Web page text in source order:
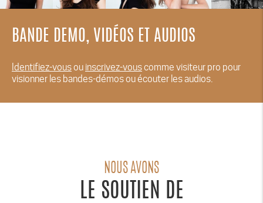
BANDE DEMO, VIDÉOS ET AUDIOS
Identifiez-vousou inscrivez-vouscomme visiteur pro pour
visionner les bandes-démos ou écouter les audios.
NOUS AVONS
LE SOUTIEN DE